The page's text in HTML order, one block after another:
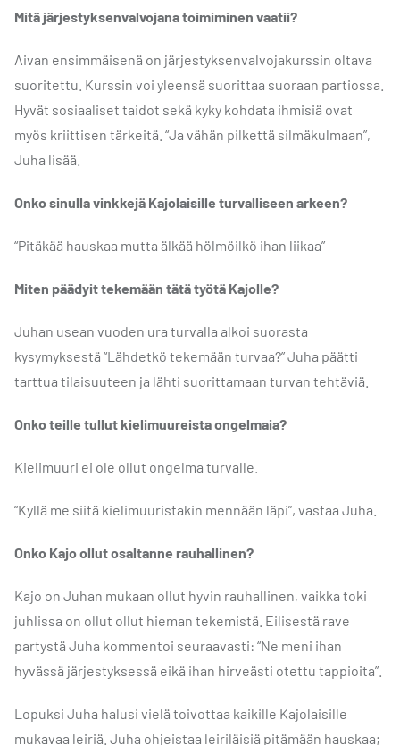
Mitä järjestyksenvalvojana toimiminen vaatii?
Aivan ensimmäisenä on järjestyksenvalvojakurssin oltava
suoritettu. Kurssin voi yleensä suorittaa suoraan partiossa.
Hyvät sosiaaliset taidot sekä kyky kohdata ihmisiä ovat
myös kriittisen tärkeitä. “Ja vähän pilkettä silmäkulmaan”,
Juha lisää.
Onko sinulla vinkkejä Kajolaisille turvalliseen arkeen?
“Pitäkää hauskaa mutta älkää hölmöilkö ihan liikaa”
Miten päädyit tekemään tätä työtä Kajolle?
Juhan usean vuoden ura turvalla alkoi suorasta
kysymyksestä “Lähdetkö tekemään turvaa?” Juha päätti
tarttua tilaisuuteen ja lähti suorittamaan turvan tehtäviä.
Onko teille tullut kielimuureista ongelmaia?
Kielimuuri ei ole ollut ongelma turvalle.
“Kyllä me siitä kielimuuristakin mennään läpi”, vastaa Juha.
Onko Kajo ollut osaltanne rauhallinen?
Kajo on Juhan mukaan ollut hyvin rauhallinen, vaikka toki
juhlissa on ollut ollut hieman tekemistä. Eilisestä rave
partystä Juha kommentoi seuraavasti: “Ne meni ihan
hyvässä järjestyksessä eikä ihan hirveästi otettu tappioita”.
Lopuksi Juha halusi vielä toivottaa kaikille Kajolaisille
mukavaa leiriä. Juha ohjeistaa leiriläisiä pitämään hauskaa;